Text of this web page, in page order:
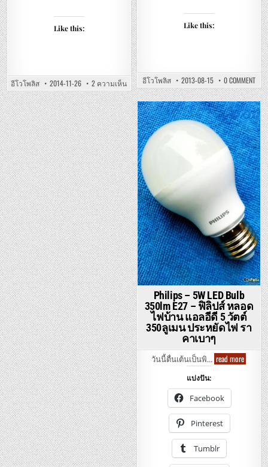
ไฟ
รา
คา
Like this:
อีโวโพลิส 2014-11-26 2 ความเห็นบน
PHILIPES
E27
LED
4W
5W
7W
ENERGY
SAVING
LEDBULB
–
หลอด
ประหยัด
ไฟ
แอ
ล
อีดี
พิ
ลิ
ปส์
4วัตต์
5วัตต์
7วัตต์
ขั้ว
เกลียว
E27
ประหยัด
ไฟ
รา
คา
เบาๆ
เบาๆ
Like this:
อีโวโพลิส 2013-08-15 0 COMMENTON
/
–
LED
6W/
E27
–
ซิ
ล
วา
เนีย/
ฟิ
ลิ
ปส์
หล
ไฟ
บ้าน
แอ
ล
อีดี
ปร
ไฟ
รา
คา
เบา
Posted
in
Philips – 5W LED Bulb
350lm E27 – ฟิลิปส์ หลอด
ไฟบ้าน แอลอีดี 5 วัตต์
350ลูเมน ประหยัดไฟ รา
คาเบาๆ
วันนี้ตื่นเต้นเป็นพิ… read morePhilips
–
350lm
หลอด
แบ่งปัน:
Facebook
Pinterest
Tumblr